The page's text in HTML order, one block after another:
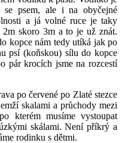
se psem, ale i na obyčejné
a já volné ruce je taky
skoro 3m a to je už znát.
kopce nám tedy utíká jak po
psí (koňskou) sílu do kopce
pár krocích jsme na rozcestí
po červené po Zlaté stezce
skalami a průchody mezi
kterém musíme vystoupat
skálami. Není příkrý a
rodinku s dětmi.